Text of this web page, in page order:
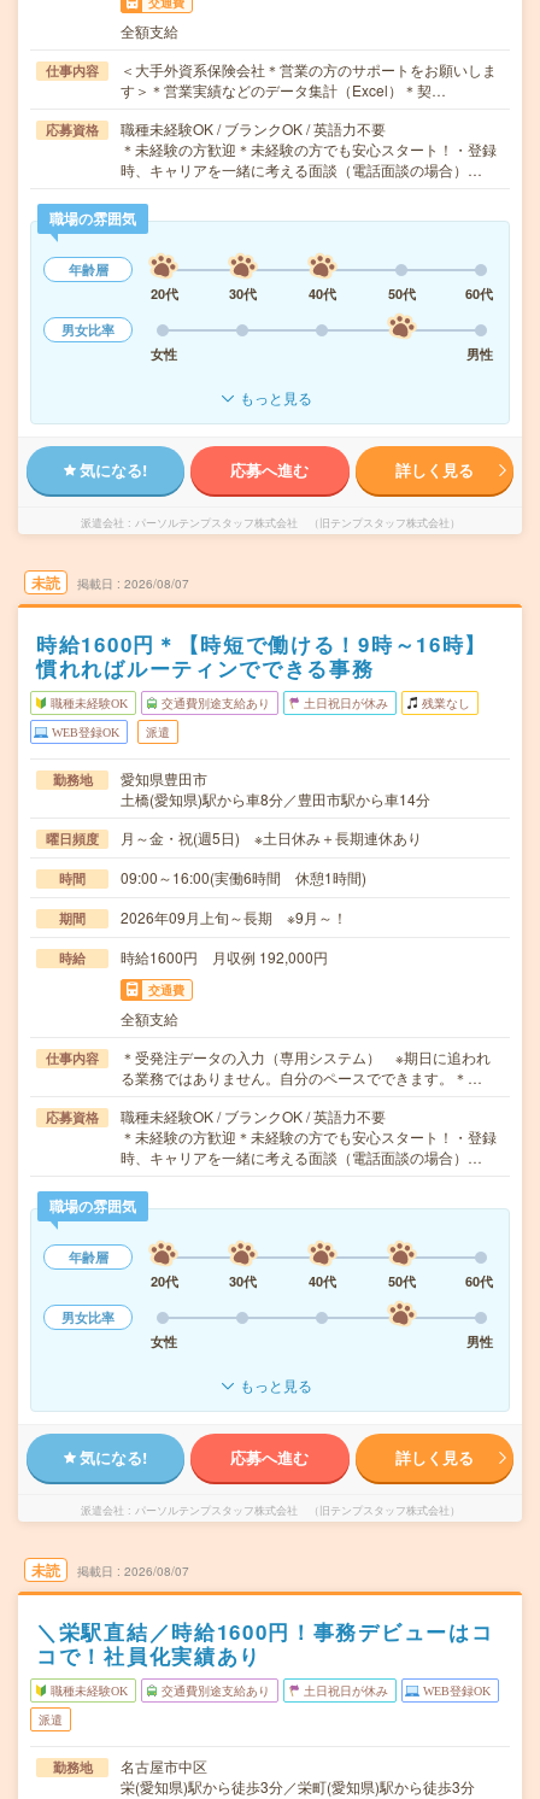
全額支給
仕事内容
＜大手外資系保険会社＊営業の方のサポートをお願いしま
す＞＊営業実績などのデータ集計（Excel）＊契…
応募資格
職種未経験OK / ブランクOK / 英語力不要
＊未経験の方歓迎＊未経験の方でも安心スタート！・登録
時、キャリアを一緒に考える面談（電話面談の場合）…
職場の雰囲気
年齢層
20代
30代 40代 50代
60代
男女比率
女性
男性
もっと見る
気になる! 応募へ進む 詳しく見る
派遣会社 パーソルテンプスタッフ株式会社 （旧テンプスタッフ株式会社）
未読 掲載日 2026/08/07
時給1600円＊【時短で働ける！9時～16時】
慣れればルーティンでできる事務
職種未経験OK 交通費別途支給あり 土日祝日が休み 残業なし
WEB登録OK 派遣
勤務地
愛知県豊田市
土橋(愛知県)駅から車8分／豊田市駅から車14分
曜日頻度 月～金・祝(週5日) ※土日休み＋長期連休あり
時間 09:00～16:00(実働6時間 休憩1時間)
期間 2026年09月上旬～長期 ※9月～！
時給 時給1600円 月収例 192,000円
交通費
全額支給
仕事内容
＊受発注データの入力（専用システム） ※期日に追われ
る業務ではありません。自分のペースでできます。＊…
応募資格
職種未経験OK / ブランクOK / 英語力不要
＊未経験の方歓迎＊未経験の方でも安心スタート！・登録
時、キャリアを一緒に考える面談（電話面談の場合）…
職場の雰囲気
年齢層
20代
30代 40代 50代
60代
男女比率
女性
男性
もっと見る
気になる! 応募へ進む 詳しく見る
派遣会社 パーソルテンプスタッフ株式会社 （旧テンプスタッフ株式会社）
未読 掲載日 2026/08/07
＼栄駅直結／時給1600円！事務デビューはコ
コで！社員化実績あり
職種未経験OK 交通費別途支給あり 土日祝日が休み WEB登録OK
派遣
勤務地
名古屋市中区
栄(愛知県)駅から徒歩3分／栄町(愛知県)駅から徒歩3分